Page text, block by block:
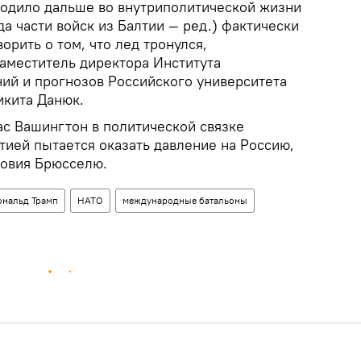
дальше во внутриполитической жизни
части войск из Балтии — ред.) фактически
о том, что лед тронулся,
директора Института
и прогнозов Российского университета
Данюк.
Вашингтон в политической связке
пытается оказать давление на Россию,
Брюсселю.
Трамп НАТО международные батальоны